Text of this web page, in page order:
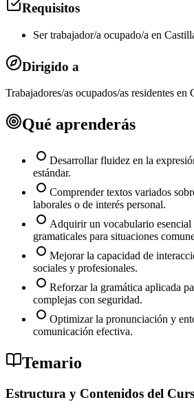
Requisitos
Ser trabajador/a ocupado/a en
Dirigido a
Trabajadores/as ocupados/as residentes en
Qué aprenderás
Desarrollar fluidez en la
estándar.
Comprender textos variados
laborales o de interés personal.
Adquirir un vocabulario esencial
gramaticales para situaciones
Mejorar la capacidad de
sociales y profesionales.
Reforzar la gramática aplicada
complejas con seguridad.
Optimizar la pronunciación y
comunicación efectiva.
Temario
Estructura y Contenidos del